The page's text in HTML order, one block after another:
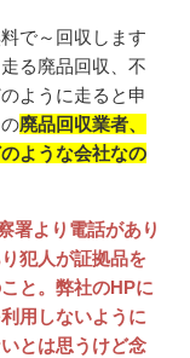
で～回収します
る廃品回収、不
ように走ると申
廃品回収業者、
ような会社なの
署より電話があり
犯人が証拠品を
と。弊社のHPに
用しないように
とは思うけど念